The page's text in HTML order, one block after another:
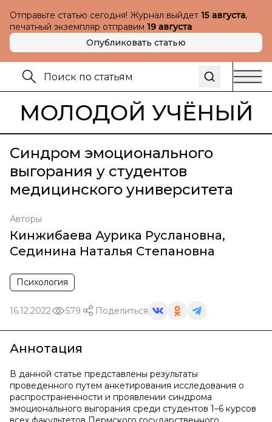
Отправьте статью сегодня! Журнал выйдет 15 августа,
печатный экземпляр отправим 19 августа
Опубликовать статью
МОЛОДОЙ УЧЁНЫЙ
Синдром эмоционального
выгорания у студентов
медицинского университета
Авторы
Кинжибаева Аурика Руслановна,
Сединина Наталья Степановна
Психология
16.12.2022 579 Поделиться
Аннотация
В данной статье представлены результаты
проведенного путем анкетирования исследования о
распространенности и проявлении синдрома
эмоционального выгорания среди студентов 1–6 курсов